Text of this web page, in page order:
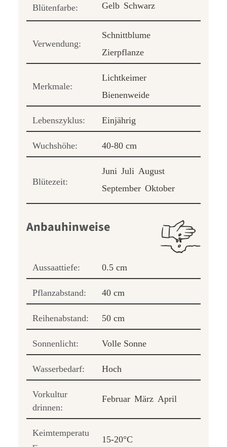
Blütenfarbe: Gelb Schwarz
Verwendung:
Schnittblume
Zierpflanze
Merkmale:
Lichtkeimer
Bienenweide
Lebenszyklus: Einjährig
Wuchshöhe: 40-80 cm
Blütezeit:
Juni Juli August
September Oktober
Anbauhinweise
Aussaattiefe: 0.5 cm
Pflanzabstand: 40 cm
Reihenabstand: 50 cm
Sonnenlicht: Volle Sonne
Wasserbedarf: Hoch
Vorkultur
drinnen:
Februar März April
Keimtemperatu
15-20°C